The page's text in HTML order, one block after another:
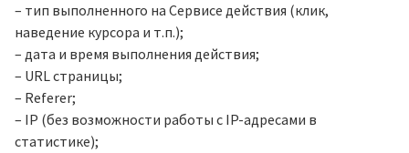
– тип выполненного на Сервисе действия (клик,
наведение курсора и т.п.);
– дата и время выполнения действия;
– URL страницы;
– Referer;
– IP (без возможности работы с IP-адресами в
статистике);